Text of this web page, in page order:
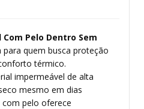
Pelo Dentro Sem
para quem busca proteção
térmico.
impermeável de alta
mesmo em dias
pelo oferece